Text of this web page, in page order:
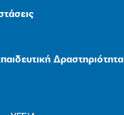
Δραστηριότητα